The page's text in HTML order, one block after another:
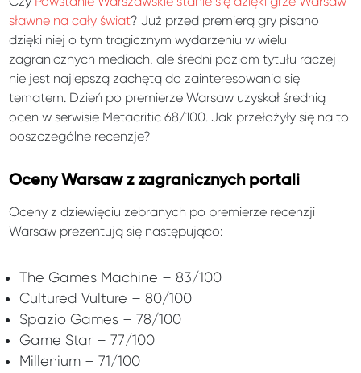
sławne na cały świat? Już przed premierą gry pisano
dzięki niej o tym tragicznym wydarzeniu w wielu
zagranicznych mediach, ale średni poziom tytułu raczej
nie jest najlepszą zachętą do zainteresowania się
tematem. Dzień po premierze Warsaw uzyskał średnią
ocen w serwisie Metacritic 68/100. Jak przełożyły się na to
poszczególne recenzje?
Oceny Warsaw z zagranicznych portali
Oceny z dziewięciu zebranych po premierze recenzji
Warsaw prezentują się następująco:
The Games Machine – 83/100
Cultured Vulture – 80/100
Spazio Games – 78/100
Game Star – 77/100
Millenium – 71/100